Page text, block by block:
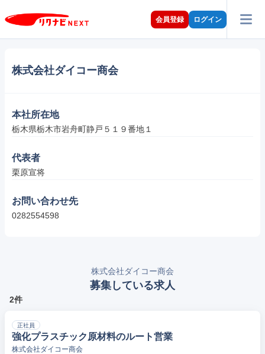
会員登録 ログイン
株式会社ダイコー商会
本社所在地
栃木県栃木市岩舟町静戸５１９番地１
代表者
栗原宣将
お問い合わせ先
0282554598
株式会社ダイコー商会
募集している求人
2件
正社員
強化プラスチック原材料のルート営業
株式会社ダイコー商会